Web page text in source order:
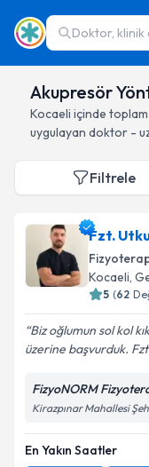
Doktor, klinik
Akupresör
Kocaeli içinde toplam
uygulayan doktor -
Filtrele
Fzt.
Kocaeli,
5 (62
Biz oğlumun sol kol
üzerine başvurduk.
FizyoNORM
Kirazpınar Mahallesi
En Yakın Saatler